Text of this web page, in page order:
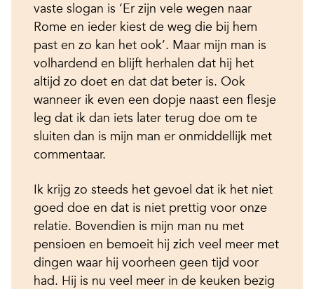
vaste slogan is ‘Er zijn vele wegen naar
Rome en ieder kiest de weg die bij hem
past en zo kan het ook’. Maar mijn man is
volhardend en blijft herhalen dat hij het
altijd zo doet en dat dat beter is. Ook
wanneer ik even een dopje naast een flesje
leg dat ik dan iets later terug doe om te
sluiten dan is mijn man er onmiddellijk met
commentaar.
Ik krijg zo steeds het gevoel dat ik het niet
goed doe en dat is niet prettig voor onze
relatie. Bovendien is mijn man nu met
pensioen en bemoeit hij zich veel meer met
dingen waar hij voorheen geen tijd voor
had. Hij is nu veel meer in de keuken bezig